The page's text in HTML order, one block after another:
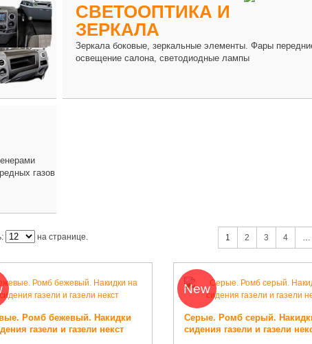
СВЕТООПТИКА И
ЗЕРКАЛА
Зеркала боковые, зеркальные элементы. Фары
освещение салона, светодиодные лампы
газов
на странице. 1 2 3 4 …
Ромб бежевый. Накидки
газели и газели некст
New
Cерые. Ромб серый.
сидения газели и газели